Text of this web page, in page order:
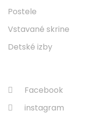
Postele
Vstavané skrine
Detské izby
Facebook
instagram